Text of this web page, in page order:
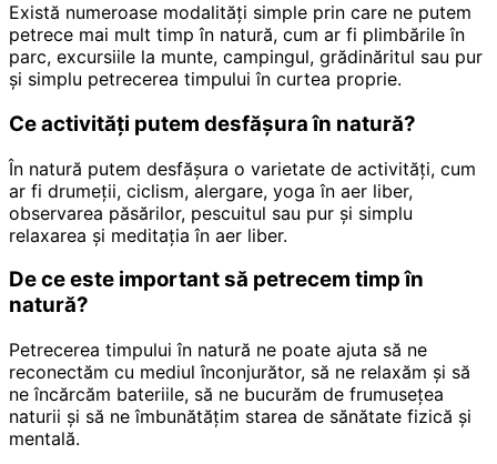
Există numeroase modalități simple prin care ne putem
petrece mai mult timp în natură, cum ar fi plimbările în
parc, excursiile la munte, campingul, grădinăritul sau pur
și simplu petrecerea timpului în curtea proprie.
Ce activități putem desfășura în natură?
În natură putem desfășura o varietate de activități, cum
ar fi drumeții, ciclism, alergare, yoga în aer liber,
observarea păsărilor, pescuitul sau pur și simplu
relaxarea și meditația în aer liber.
De ce este important să petrecem timp în
natură?
Petrecerea timpului în natură ne poate ajuta să ne
reconectăm cu mediul înconjurător, să ne relaxăm și să
ne încărcăm bateriile, să ne bucurăm de frumusețea
naturii și să ne îmbunătățim starea de sănătate fizică și
mentală.